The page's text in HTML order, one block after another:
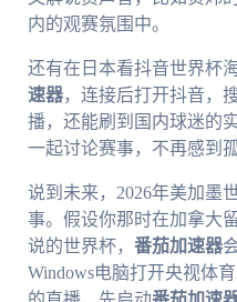
内的观赛氛围中。
还有在日本看抖音世界杯
速器，连接后打开抖音，
播，还能刷到国内球迷的
一起讨论赛事，不再感到孤
说到未来，2026年美加墨
事。假设你那时在加拿大
说的世界杯， 番茄加速器
Windows电脑打开央视体